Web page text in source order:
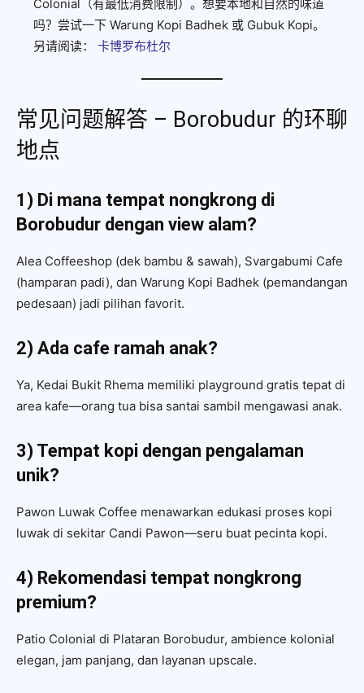
Colonial（有最低消费限制）。想要本地和自然的味道
吗？尝试一下 Warung Kopi Badhek 或 Gubuk Kopi。
另请阅读： 卡博罗布杜尔
常见问题解答 – Borobudur 的环聊
地点
1) Di mana tempat nongkrong di
Borobudur dengan view alam?
Alea Coffeeshop (dek bambu & sawah), Svargabumi Cafe
(hamparan padi), dan Warung Kopi Badhek (pemandangan
pedesaan) jadi pilihan favorit.
2) Ada cafe ramah anak?
Ya, Kedai Bukit Rhema memiliki playground gratis tepat di
area kafe—orang tua bisa santai sambil mengawasi anak.
3) Tempat kopi dengan pengalaman
unik?
Pawon Luwak Coffee menawarkan edukasi proses kopi
luwak di sekitar Candi Pawon—seru buat pecinta kopi.
4) Rekomendasi tempat nongkrong
premium?
Patio Colonial di Plataran Borobudur, ambience kolonial
elegan, jam panjang, dan layanan upscale.